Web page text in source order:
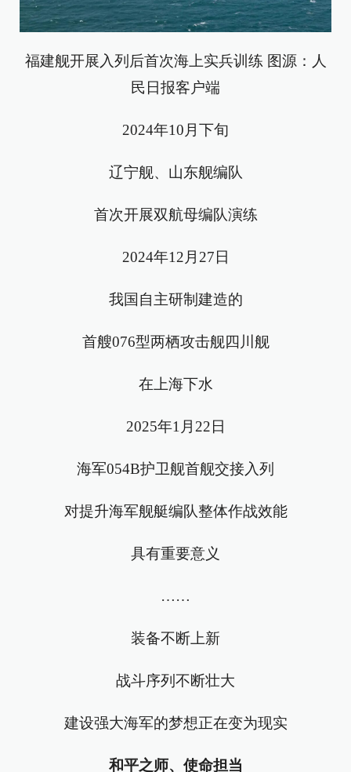
福建舰开展入列后首次海上实兵训练 图源：人
民日报客户端
2024年10月下旬
辽宁舰、山东舰编队
首次开展双航母编队演练
2024年12月27日
我国自主研制建造的
首艘076型两栖攻击舰四川舰
在上海下水
2025年1月22日
海军054B护卫舰首舰交接入列
对提升海军舰艇编队整体作战效能
具有重要意义
……
装备不断上新
战斗序列不断壮大
建设强大海军的梦想正在变为现实
和平之师、使命担当